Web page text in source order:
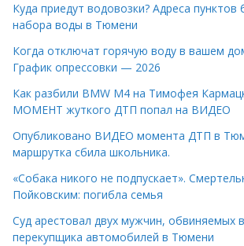
Куда приедут водовозки? Адреса пунктов
набора воды в Тюмени
Когда отключат горячую воду в вашем
График опрессовки — 2026
Как разбили BMW M4 на Тимофея
МОМЕНТ жуткого ДТП попал на ВИДЕО
Опубликовано ВИДЕО момента ДТП в
маршрутка сбила школьника.
«Собака никого не подпускает».
Пойковским: погибла семья
Суд арестовал двух мужчин, обвиняемых
перекупщика автомобилей в Тюмени